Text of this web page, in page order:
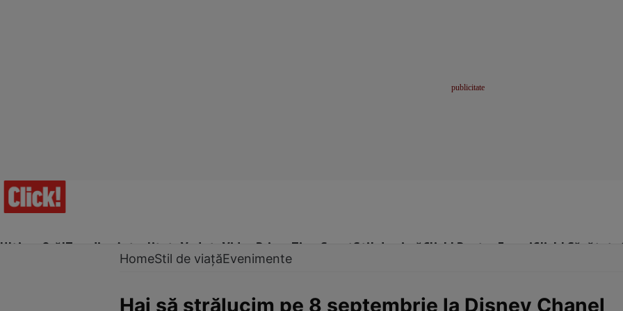
Ultima Oră!Trending Actualitate Vedete Video Prime Time SportStil de viațăClick! Pentru FemeiClick! Sănătate
HomeStil de viațăEvenimente
Hai să strălucim pe 8 septembrie la Disney Chanel